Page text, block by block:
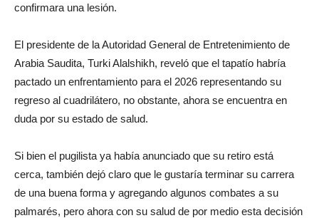
confirmara una lesión.
El presidente de la Autoridad General de Entretenimiento de
Arabia Saudita, Turki Alalshikh, reveló que el tapatío habría
pactado un enfrentamiento para el 2026 representando su
regreso al cuadrilátero, no obstante, ahora se encuentra en
duda por su estado de salud.
Si bien el pugilista ya había anunciado que su retiro está
cerca, también dejó claro que le gustaría terminar su carrera
de una buena forma y agregando algunos combates a su
palmarés, pero ahora con su salud de por medio esta decisión